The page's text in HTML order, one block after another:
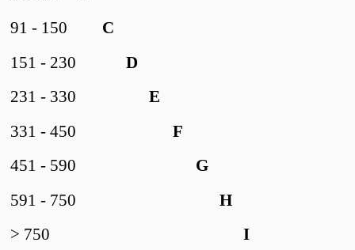
C
91 - 150
D
151 - 230
E
231 - 330
F
331 - 450
G
451 - 590
H
591 - 750
I
> 750